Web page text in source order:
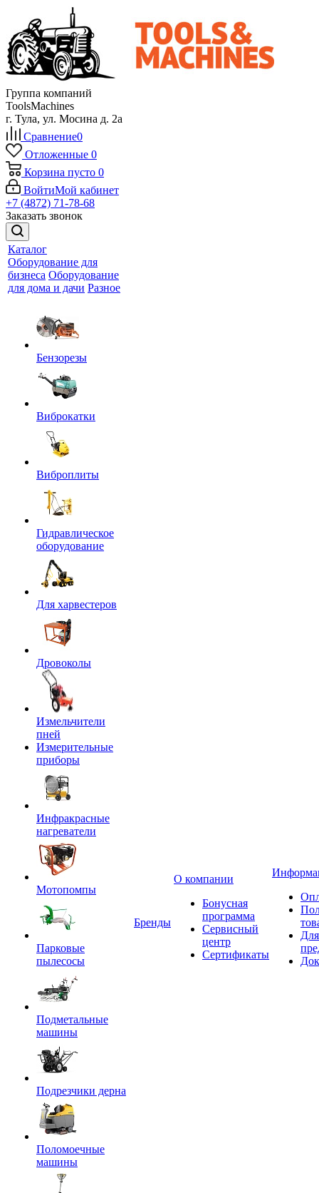
Группа компаний
ToolsMachines
г. Тула, ул. Мосина д. 2а
Сравнение0
Отложенные 0
Корзина пусто 0
ВойтиМой кабинет
+7 (4872) 71-78-68
Заказать звонок
Каталог
Оборудование для
бизнеса Оборудование
для дома и дачи Разное
Бензорезы
Виброкатки
Виброплиты
Гидравлическое
оборудование
Для харвестеров
Дровоколы
Измельчители
пней
Измерительные
приборы
Инфракрасные
нагреватели
Мотопомпы
Парковые
пылесосы
Подметальные
машины
Подрезчики дерна
Поломоечные
машины
Бренды
О компании
Бонусная
программа
Сервисный
центр
Сертификаты
Для